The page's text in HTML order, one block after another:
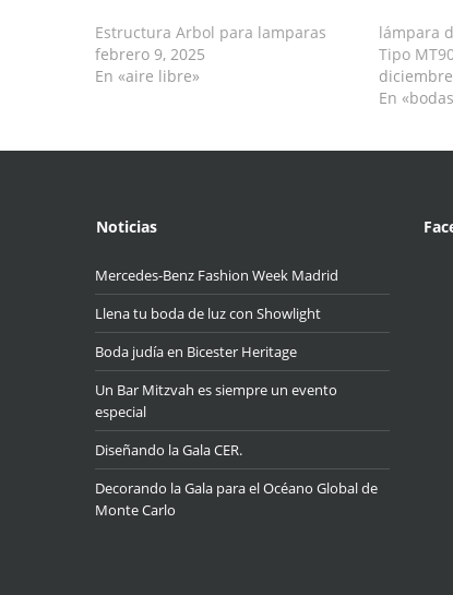
Estructura Arbol para lamparas
febrero 9, 2025
En «aire libre»
lámpara
Tipo
En
Noticias
Mercedes-Benz Fashion Week Madrid
Llena tu boda de luz con Showlight
Boda judía en Bicester Heritage
Un Bar Mitzvah es siempre un evento
especial
Diseñando la Gala CER.
Decorando la Gala para el Océano Global de
Monte Carlo